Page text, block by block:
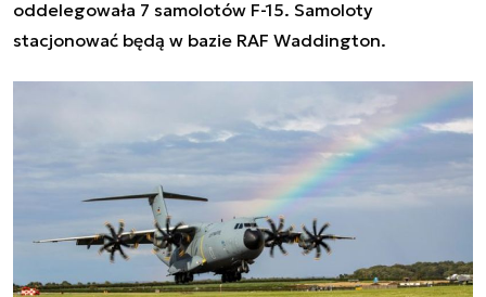
oddelegowała 7 samolotów F-15. Samoloty
stacjonować będą w bazie RAF Waddington.